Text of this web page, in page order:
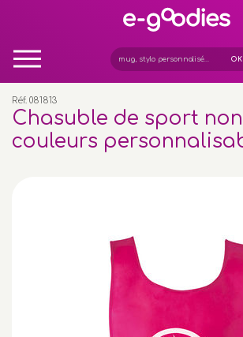
Réf. 081813
Chasuble de sport
couleurs